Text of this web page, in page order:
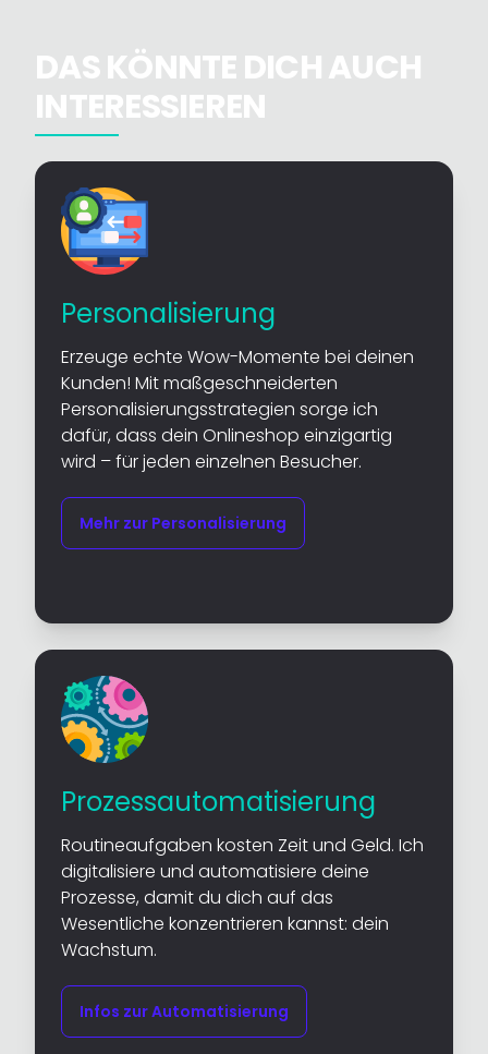
DAS KÖNNTE DICH AUCH
INTERESSIEREN
Personalisierung
Erzeuge echte Wow-Momente bei deinen
Kunden! Mit maßgeschneiderten
Personalisierungsstrategien sorge ich
dafür, dass dein Onlineshop einzigartig
wird – für jeden einzelnen Besucher.
Mehr zur Personalisierung
Prozessautomatisierung
Routineaufgaben kosten Zeit und Geld. Ich
digitalisiere und automatisiere deine
Prozesse, damit du dich auf das
Wesentliche konzentrieren kannst: dein
Wachstum.
Infos zur Automatisierung